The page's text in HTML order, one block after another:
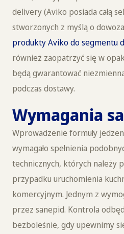
delivery (Aviko posiada całą
stworzonych z myślą o
produkty Aviko do segmentu
również zaopatrzyć się w
będą gwarantować
podczas dostawy.
Wymagania
Wprowadzenie formuły
wymagało spełnienia
technicznych, których należy
przypadku uruchomienia
komercyjnym. Jednym z
przez sanepid. Kontrola
bezboleśnie, gdy upewnimy